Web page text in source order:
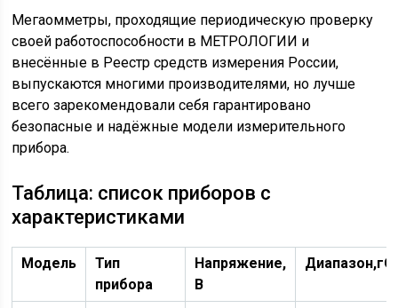
Мегаомметры, проходящие периодическую проверку
своей работоспособности в МЕТРОЛОГИИ и
внесённые в Реестр средств измерения России,
выпускаются многими производителями, но лучше
всего зарекомендовали себя гарантировано
безопасные и надёжные модели измерительного
прибора.
Таблица: список приборов с
характеристиками
Модель
Тип
прибора
Напряжение,
В
Диапазон,